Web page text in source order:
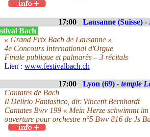
17:00 Lausanne (Suisse) -
Bach
« Grand Prix Bach de Lausanne »
4e Concours International d'Orgue
Finale publique et palmarès – 3 récitals
Lien : www.festivalbach.ch
17:00 Lyon (69) - temple
Cantates de Bach
Il Delirio Fantastico, dir. Vincent Bernhardt
Cantates Bwv 199 « Mein Herze schwimmt
ouverture pour orchestre n°5 Bwv 816 de Js